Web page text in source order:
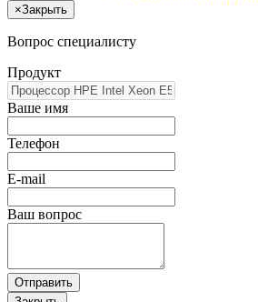
×Закрыть
Вопрос специалисту
Продукт
Ваше имя
Телефон
E-mail
Ваш вопрос
Отправить